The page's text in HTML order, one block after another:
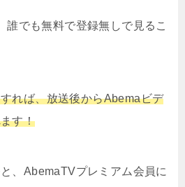
誰でも無料で登録無しで見るこ
れば、放送後からAbemaビデ
す！
、AbemaTVプレミアム会員に